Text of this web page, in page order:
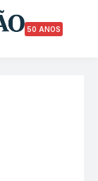
50 ANOS